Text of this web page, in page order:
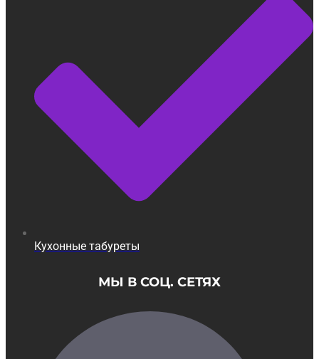
Кухонные табуреты
МЫ В СОЦ. СЕТЯХ